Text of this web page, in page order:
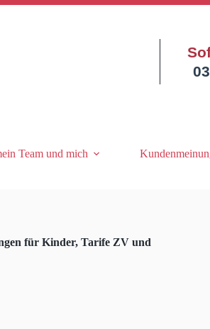
Team und mich
für Kinder, Tarife ZV und